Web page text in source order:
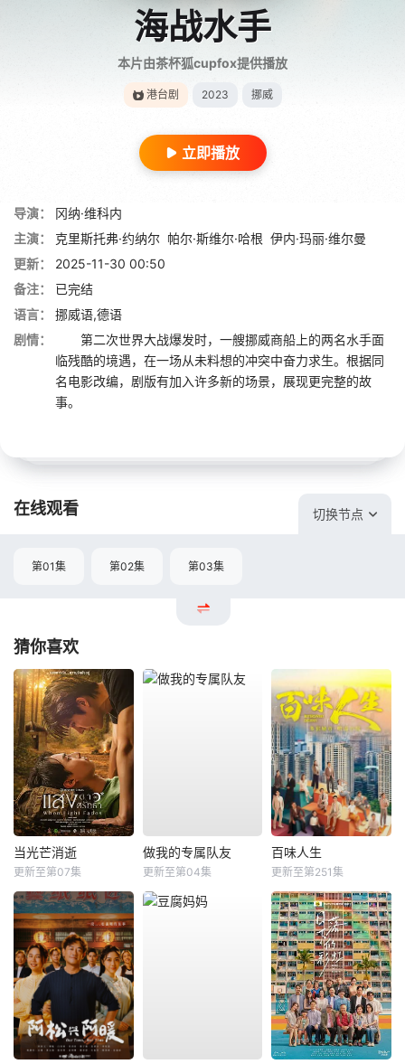
海战水手
本片由茶杯狐cupfox提供播放
港台剧 2023 挪威
立即播放
导演：
冈纳·维科内
主演：
克里斯托弗·约纳尔 帕尔·斯维尔·哈根 伊内·玛丽·维尔曼
更新：
2025-11-30 00:50
备注：
已完结
语言：
挪威语,德语
剧情：
第二次世界大战爆发时，一艘挪威商船上的两名水手面
临残酷的境遇，在一场从未料想的冲突中奋力求生。根据同
名电影改编，剧版有加入许多新的场景，展现更完整的故
事。
在线观看 切换节点
第01集 第02集 第03集
猜你喜欢
当光芒消逝
更新至第07集
做我的专属队友
更新至第04集
百味人生
更新至第251集